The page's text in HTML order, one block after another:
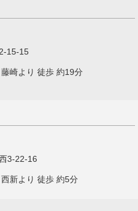
15-15
崎より 徒歩 約19分
3-22-16
新より 徒歩 約5分